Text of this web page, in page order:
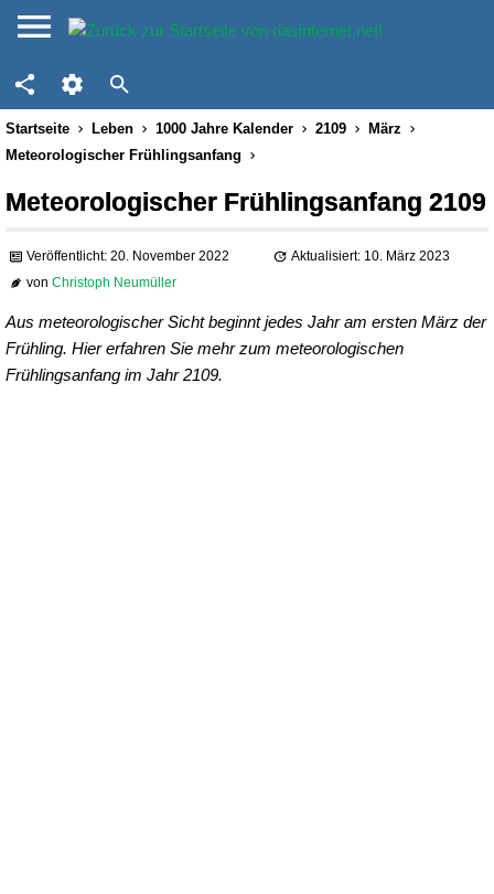
Startseite Leben 1000 Jahre Kalender 2109
März
Meteorologischer Frühlingsanfang
Meteorologischer Frühlingsanfang 2109
Veröffentlicht: 20. November 2022
Aktualisiert: 10. März 2023
vonChristoph Neumüller
Aus meteorologischer Sicht beginnt jedes Jahr am ersten März der
Frühling. Hier erfahren Sie mehr zum meteorologischen
Frühlingsanfang im Jahr 2109.